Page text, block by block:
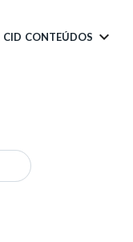
CID CONTEÚDOS